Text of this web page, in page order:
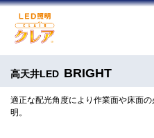
高天井LED BRIGHT
適正な配光角度により作業面や床面
明。